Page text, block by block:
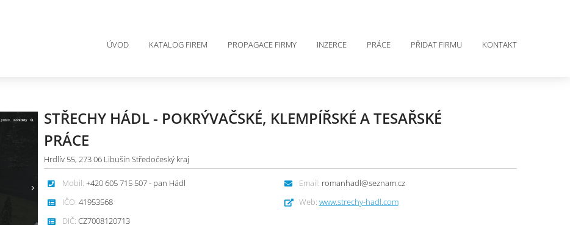
ÚVOD KATALOG FIREM PROPAGACE FIRMY INZERCE PRÁCE PŘIDAT FIRMU KONTAKT
STŘECHY HÁDL - POKRÝVAČSKÉ, KLEMPÍŘSKÉ A TESAŘSKÉ
PRÁCE
Hrdlív 55, 273 06 Libušín Středočeský kraj
Mobil: +420 605 715 507 - pan Hádl
IČO: 41953568
DIČ: CZ7008120713
Email: romanhadl@seznam.cz
Web: www.strechy-hadl.com